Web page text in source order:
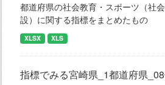
都道府県の社会教育・スポーツ（社
設）に関する指標をまとめたもの
XLSX XLS
指標でみる宮崎県_1都道府県